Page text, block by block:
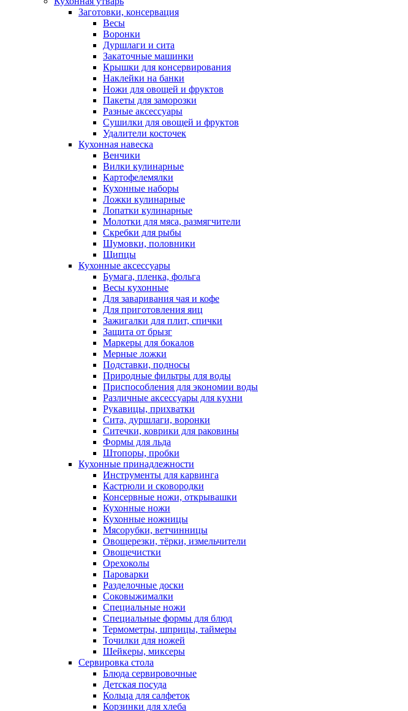
Заготовки, консервация
Весы
Воронки
Дуршлаги и сита
Закаточные машинки
Крышки для консервирования
Наклейки на банки
Ножи для овощей и фруктов
Пакеты для заморозки
Разные аксессуары
Сушилки для овощей и фруктов
Удалители косточек
Кухонная навеска
Венчики
Вилки кулинарные
Картофелемялки
Кухонные наборы
Ложки кулинарные
Лопатки кулинарные
Молотки для мяса, размягчители
Скребки для рыбы
Шумовки, половники
Щипцы
Кухонные аксессуары
Бумага, пленка, фольга
Весы кухонные
Для заваривания чая и кофе
Для приготовления яиц
Зажигалки для плит, спички
Защита от брызг
Маркеры для бокалов
Мерные ложки
Подставки, подносы
Природные фильтры для воды
Приспособления для экономии воды
Различные аксессуары для кухни
Рукавицы, прихватки
Сита, дуршлаги, воронки
Ситечки, коврики для раковины
Формы для льда
Штопоры, пробки
Кухонные принадлежности
Инструменты для карвинга
Кастрюли и сковородки
Консервные ножи, открывашки
Кухонные ножи
Кухонные ножницы
Мясорубки, ветчинницы
Овощерезки, тёрки, измельчители
Овощечистки
Орехоколы
Пароварки
Разделочные доски
Соковыжималки
Специальные ножи
Специальные формы для блюд
Термометры, шприцы, таймеры
Точилки для ножей
Шейкеры, миксеры
Сервировка стола
Блюда сервировочные
Детская посуда
Кольца для салфеток
Корзинки для хлеба